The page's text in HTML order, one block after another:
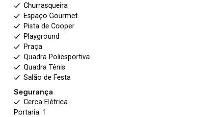
Churrasqueira
Espaço Gourmet
Pista de Cooper
Playground
Praça
Quadra Poliesportiva
Quadra Tênis
Salão de Festa
Segurança
Cerca Elétrica
Portaria: 1